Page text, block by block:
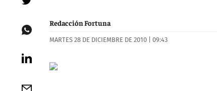
Redacción Fortuna
MARTES 28 DE DICIEMBRE DE 2010 | 09:43